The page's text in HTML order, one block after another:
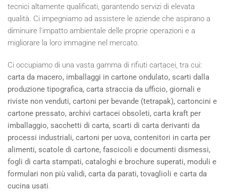
tecnici altamente qualificati, garantendo servizi di elevata
qualità. Ci impegniamo ad assistere le aziende che aspirano a
diminuire l'impatto ambientale delle proprie operazioni e a
migliorare la loro immagine nel mercato.
Ci occupiamo di una vasta gamma di rifiuti cartacei, tra cui:
carta da macero, imballaggi in cartone ondulato, scarti dalla
produzione tipografica, carta straccia da ufficio, giornali e
riviste non venduti, cartoni per bevande (tetrapak), cartoncini e
cartone pressato, archivi cartacei obsoleti, carta kraft per
imballaggio, sacchetti di carta, scarti di carta derivanti da
processi industriali, cartoni per uova, contenitori in carta per
alimenti, scatole di cartone, fascicoli e documenti dismessi,
fogli di carta stampati, cataloghi e brochure superati, moduli e
formulari non più validi, carta da parati, tovaglioli e carta da
cucina usati.